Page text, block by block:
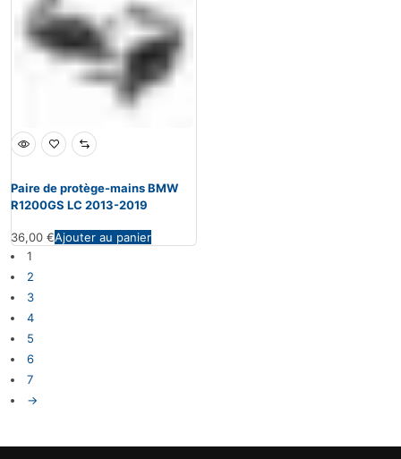
Paire de protège-mains BMW
R1200GS LC 2013-2019
36,00 €Ajouter au panier
1
2
3
4
5
6
7
→